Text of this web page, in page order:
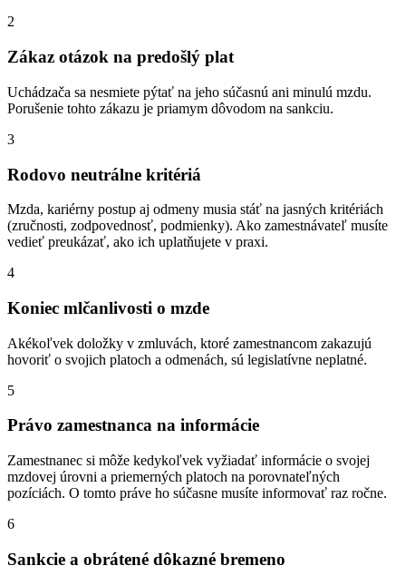
2
Zákaz otázok na predošlý plat
Uchádzača sa nesmiete pýtať na jeho súčasnú ani minulú mzdu.
Porušenie tohto zákazu je priamym dôvodom na sankciu.
3
Rodovo neutrálne kritériá
Mzda, kariérny postup aj odmeny musia stáť na jasných kritériách
(zručnosti, zodpovednosť, podmienky). Ako zamestnávateľ musíte
vedieť preukázať, ako ich uplatňujete v praxi.
4
Koniec mlčanlivosti o mzde
Akékoľvek doložky v zmluvách, ktoré zamestnancom zakazujú
hovoriť o svojich platoch a odmenách, sú legislatívne neplatné.
5
Právo zamestnanca na informácie
Zamestnanec si môže kedykoľvek vyžiadať informácie o svojej
mzdovej úrovni a priemerných platoch na porovnateľných
pozíciách. O tomto práve ho súčasne musíte informovať raz ročne.
6
Sankcie a obrátené dôkazné bremeno